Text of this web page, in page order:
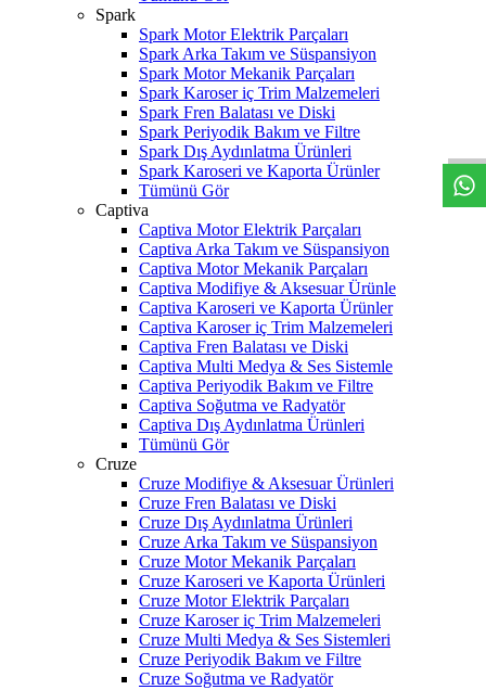
Spark
Spark Motor Elektrik Parçaları
Spark Arka Takım ve Süspansiyon
Spark Motor Mekanik Parçaları
Spark Karoser iç Trim Malzemeleri
Spark Fren Balatası ve Diski
Spark Periyodik Bakım ve Filtre
Spark Dış Aydınlatma Ürünleri
Spark Karoseri ve Kaporta Ürünler
Tümünü Gör
Captiva
Captiva Motor Elektrik Parçaları
Captiva Arka Takım ve Süspansiyon
Captiva Motor Mekanik Parçaları
Captiva Modifiye & Aksesuar Ürünle
Captiva Karoseri ve Kaporta Ürünler
Captiva Karoser iç Trim Malzemeleri
Captiva Fren Balatası ve Diski
Captiva Multi Medya & Ses Sistemle
Captiva Periyodik Bakım ve Filtre
Captiva Soğutma ve Radyatör
Captiva Dış Aydınlatma Ürünleri
Tümünü Gör
Cruze
Cruze Modifiye & Aksesuar Ürünleri
Cruze Fren Balatası ve Diski
Cruze Dış Aydınlatma Ürünleri
Cruze Arka Takım ve Süspansiyon
Cruze Motor Mekanik Parçaları
Cruze Karoseri ve Kaporta Ürünleri
Cruze Motor Elektrik Parçaları
Cruze Karoser iç Trim Malzemeleri
Cruze Multi Medya & Ses Sistemleri
Cruze Periyodik Bakım ve Filtre
Cruze Soğutma ve Radyatör